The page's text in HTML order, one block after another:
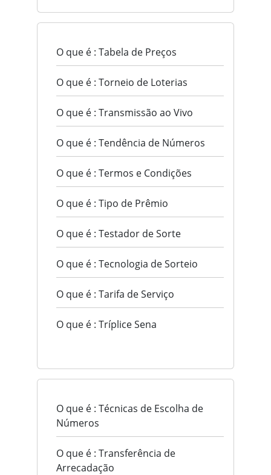
O que é : Tabela de Preços
O que é : Torneio de Loterias
O que é : Transmissão ao Vivo
O que é : Tendência de Números
O que é : Termos e Condições
O que é : Tipo de Prêmio
O que é : Testador de Sorte
O que é : Tecnologia de Sorteio
O que é : Tarifa de Serviço
O que é : Tríplice Sena
O que é : Técnicas de Escolha de
Números
O que é : Transferência de
Arrecadação